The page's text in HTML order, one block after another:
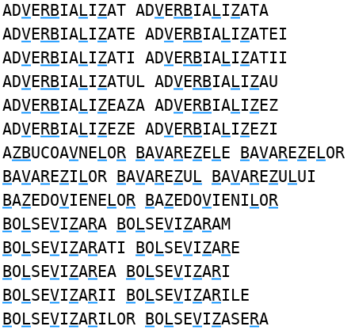
ADVERBIALIZAT ADVERBIALIZATA
ADVERBIALIZATE ADVERBIALIZATEI
ADVERBIALIZATI ADVERBIALIZATII
ADVERBIALIZATUL ADVERBIALIZAU
ADVERBIALIZEAZA ADVERBIALIZEZ
ADVERBIALIZEZE ADVERBIALIZEZI
AZBUCOAVNELOR BAVAREZELE BAVAREZELOR
BAVAREZILOR BAVAREZUL BAVAREZULUI
BAZEDOVIENELOR BAZEDOVIENILOR
BOLSEVIZARA BOLSEVIZARAM
BOLSEVIZARATI BOLSEVIZARE
BOLSEVIZAREA BOLSEVIZARI
BOLSEVIZARII BOLSEVIZARILE
BOLSEVIZARILOR BOLSEVIZASERA